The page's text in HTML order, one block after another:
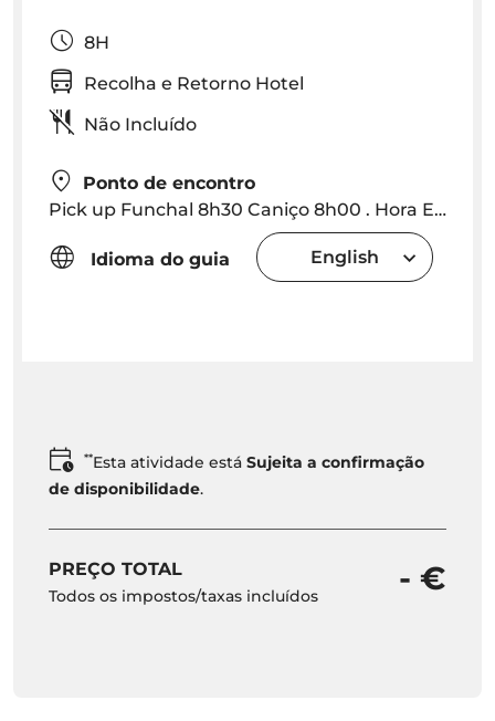
8H
Recolha e Retorno Hotel
Não Incluído
Ponto de encontro
Pick up Funchal 8h30 Caniço 8h00 . Hora Exacta será fornecida dependendo da localização hotel
Idioma do guia English
**Esta atividade está Sujeita a confirmação
de disponibilidade.
PREÇO TOTAL
Todos os impostos/taxas incluídos - €